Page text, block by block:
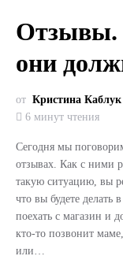
Отзывы.
они
от Кристина Каблук
6 минут чтения
Сегодня мы
отзывах. Как с ними
такую ситуацию, вы
что вы будете делать
поехать с магазин и
кто-то позвонит
или…